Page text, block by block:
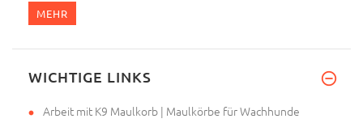
MEHR
WICHTIGE LINKS
Arbeit mit K9 Maulkorb | Maulkörbe für Wachhunde